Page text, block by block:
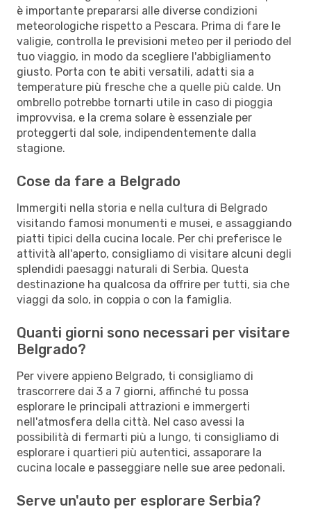
è importante prepararsi alle diverse condizioni
meteorologiche rispetto a Pescara. Prima di fare le
valigie, controlla le previsioni meteo per il periodo del
tuo viaggio, in modo da scegliere l'abbigliamento
giusto. Porta con te abiti versatili, adatti sia a
temperature più fresche che a quelle più calde. Un
ombrello potrebbe tornarti utile in caso di pioggia
improvvisa, e la crema solare è essenziale per
proteggerti dal sole, indipendentemente dalla
stagione.
Cose da fare a Belgrado
Immergiti nella storia e nella cultura di Belgrado
visitando famosi monumenti e musei, e assaggiando
piatti tipici della cucina locale. Per chi preferisce le
attività all'aperto, consigliamo di visitare alcuni degli
splendidi paesaggi naturali di Serbia. Questa
destinazione ha qualcosa da offrire per tutti, sia che
viaggi da solo, in coppia o con la famiglia.
Quanti giorni sono necessari per visitare
Belgrado?
Per vivere appieno Belgrado, ti consigliamo di
trascorrere dai 3 a 7 giorni, affinché tu possa
esplorare le principali attrazioni e immergerti
nell'atmosfera della città. Nel caso avessi la
possibilità di fermarti più a lungo, ti consigliamo di
esplorare i quartieri più autentici, assaporare la
cucina locale e passeggiare nelle sue aree pedonali.
Serve un'auto per esplorare Serbia?